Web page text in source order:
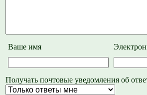
Ваше имя
Получать почтовые уведомления об